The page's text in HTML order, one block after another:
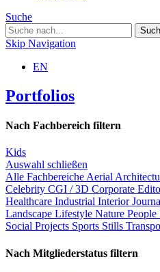
Suche
Skip Navigation
EN
Portfolios
Nach Fachbereich filtern
Kids
Auswahl schließen
Alle Fachbereiche Aerial
Celebrity CGI / 3D Corporate
Healthcare Industrial Interior
Landscape Lifestyle Nature People
Social Projects Sports Stills
Nach Mitgliederstatus filtern